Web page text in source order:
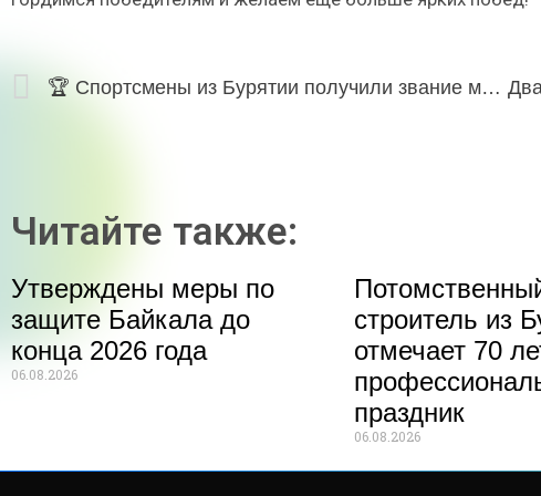
🏆 Спортсмены из Бурятии получили звание мастеров спорта России по самбо!
Читайте также:
Утверждены меры по
защите Байкала до
конца 2026 года
06.08.2026
строитель из
отмечает 70
праздник
06.08.2026